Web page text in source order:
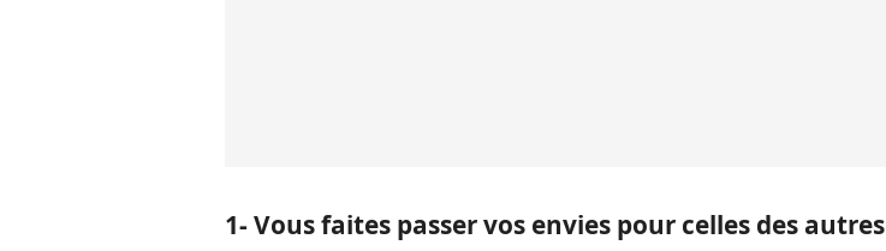
1- Vous faites passer vos envies pour celles des autres